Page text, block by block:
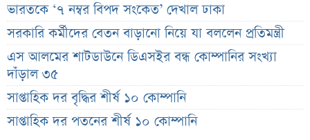
ভারতকে ‘৭ নম্বর বিপদ সংকেত’ দেখাল ঢাকা
সরকারি কর্মীদের বেতন বাড়ানো নিয়ে যা বললেন প্রতিমন্ত্রী
এস আলমের শাটডাউনে ডিএসইর বন্ধ কোম্পানির সংখ্যা
দাঁড়াল ৩৫
সাপ্তাহিক দর বৃদ্ধির শীর্ষ ১০ কোম্পানি
সাপ্তাহিক দর পতনের শীর্ষ ১০ কোম্পানি